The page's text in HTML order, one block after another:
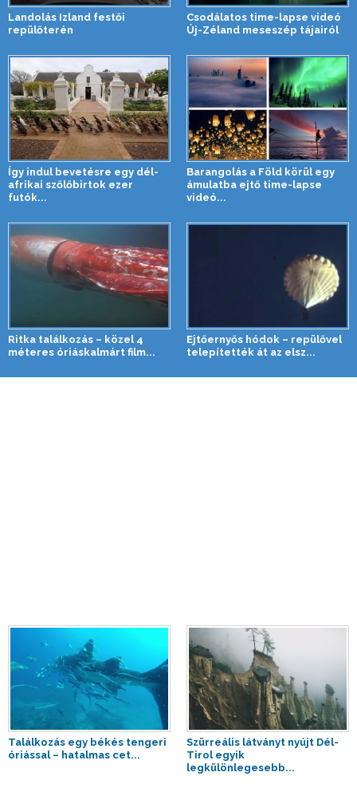
Landolás Izland festői
repülőterén
Csodálatos time-lapse videó
Új-Zéland meseszép tájairól
Így indul bevetésre egy dél-
afrikai szőlőbirtok ezer
futók...
Barangolás a Föld körül egy
ámulatba ejtő time-lapse
videó...
Ritka találkozás – közel 4
méteres óriáskalmárt film...
Ejtőernyős hódok – repülővel
telepítették át az elsz...
Találkozás egy békés tengeri
óriással – hatalmas cet...
Szürreális látványt nyújt Dél-
Tirol egyik
legkülönlegesebb...